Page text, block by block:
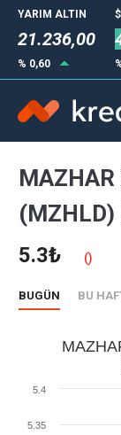
YARIM ALTIN
21.236,00
% 0,60
MAZHAR
5.3₺ ()
BUGÜN BU
5.35
5.4